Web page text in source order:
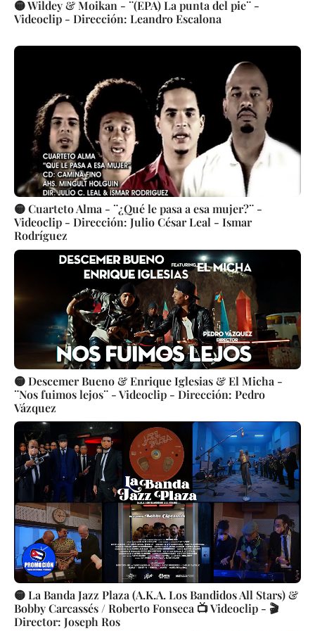
🟡 Wildey & Moikan - ¨(EPA) La punta del pie¨ -
Videoclip - Dirección: Leandro Escalona
🟡 Cuarteto Alma - ¨¿Qué le pasa a esa mujer?¨ -
Videoclip - Dirección: Julio César Leal - Ismar
Rodríguez
🟡 Descemer Bueno & Enrique Iglesias & El Micha -
¨Nos fuimos lejos¨ - Videoclip - Dirección: Pedro
Vázquez
🟡 La Banda Jazz Plaza (A.K.A. Los Bandidos All Stars) &
Bobby Carcassés / Roberto Fonseca 📺 Videoclip - 🎬
Director: Joseph Ros